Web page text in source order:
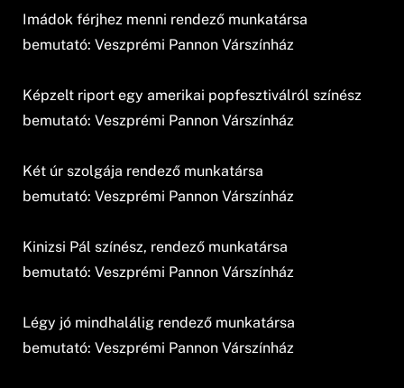
Imádok férjhez menni rendező munkatársa
bemutató: Veszprémi Pannon Várszínház
Képzelt riport egy amerikai popfesztiválról színész
bemutató: Veszprémi Pannon Várszínház
Két úr szolgája rendező munkatársa
bemutató: Veszprémi Pannon Várszínház
Kinizsi Pál színész, rendező munkatársa
bemutató: Veszprémi Pannon Várszínház
Légy jó mindhalálig rendező munkatársa
bemutató: Veszprémi Pannon Várszínház